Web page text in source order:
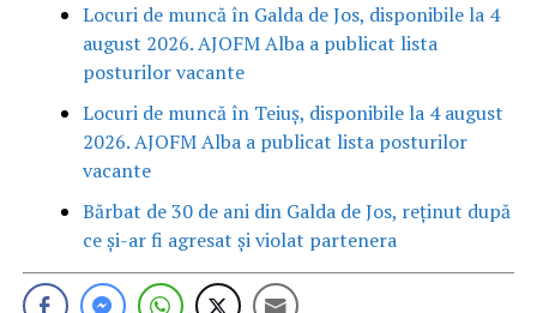
Locuri de muncă în Galda de Jos, disponibile la 4
august 2026. AJOFM Alba a publicat lista
posturilor vacante
Locuri de muncă în Teiuș, disponibile la 4 august
2026. AJOFM Alba a publicat lista posturilor
vacante
Bărbat de 30 de ani din Galda de Jos, reținut după
ce și-ar fi agresat și violat partenera